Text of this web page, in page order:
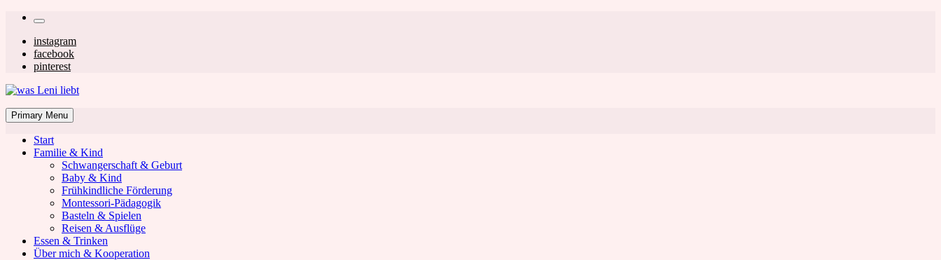
Skip
content
Secondary
left
navigation
Secondary
right
navigation
instagram
facebook
pinterest
was Leni liebt
Mom & Lifestyle Blog
Primary Menu
Start
Familie & Kind
Schwangerschaft & Geburt
Baby & Kind
Frühkindliche Förderung
Montessori-Pädagogik
Basteln & Spielen
Reisen & Ausflüge
Essen & Trinken
Über mich & Kooperation